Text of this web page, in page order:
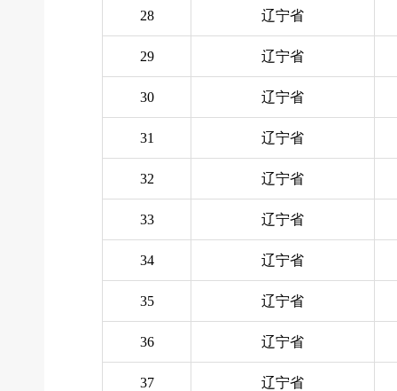
28 辽宁省
29 辽宁省
30 辽宁省
31 辽宁省
32 辽宁省
33 辽宁省
34 辽宁省
35 辽宁省
36 辽宁省
37 辽宁省